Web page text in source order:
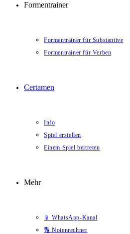
Formentrainer
Formentrainer für Substantive
Formentrainer für Verben
Certamen
Info
Spiel erstellen
Einem Spiel beitreten
Mehr
📱 WhatsApp-Kanal
🔢 Notenrechner